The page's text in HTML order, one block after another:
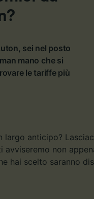
sei nel posto
mano che si
le tariffe più
largo anticipo?
non
hai scelto saranno